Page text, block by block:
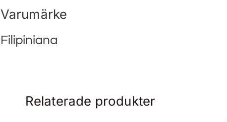
Varumärke
Filipiniana
Relaterade produkter